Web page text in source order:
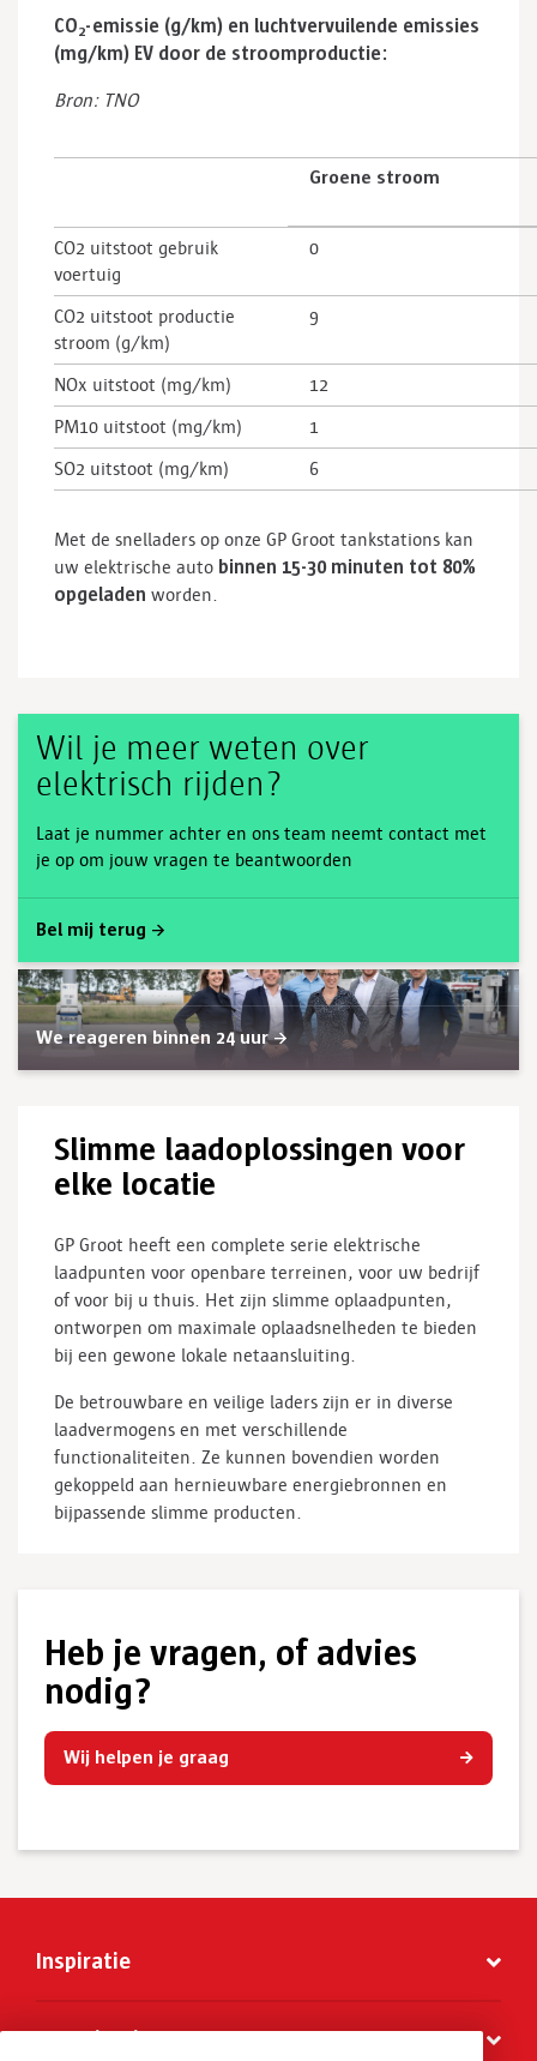
CO2-emissie (g/km) en luchtvervuilende emissies
(mg/km) EV door de stroomproductie:
Bron: TNO
Groene stroom
CO2 uitstoot gebruik
voertuig
0
CO2 uitstoot productie
stroom (g/km)
9
NOx uitstoot (mg/km) 12
PM10 uitstoot (mg/km) 1
SO2 uitstoot (mg/km) 6
Met de snelladers op onze GP Groot tankstations kan
uw elektrische auto binnen 15-30 minuten tot 80%
opgeladen worden.
Wil je meer weten over
elektrisch rijden?
Laat je nummer achter en ons team neemt contact met
je op om jouw vragen te beantwoorden
Bel mij terug
We reageren binnen 24 uur
Slimme laadoplossingen voor
elke locatie
GP Groot heeft een complete serie elektrische
laadpunten voor openbare terreinen, voor uw bedrijf
of voor bij u thuis. Het zijn slimme oplaadpunten,
ontworpen om maximale oplaadsnelheden te bieden
bij een gewone lokale netaansluiting.
De betrouwbare en veilige laders zijn er in diverse
laadvermogens en met verschillende
functionaliteiten. Ze kunnen bovendien worden
gekoppeld aan hernieuwbare energiebronnen en
bijpassende slimme producten.
Heb je vragen, of advies
nodig?
Wij helpen je graag
Inspiratie
Organisatie